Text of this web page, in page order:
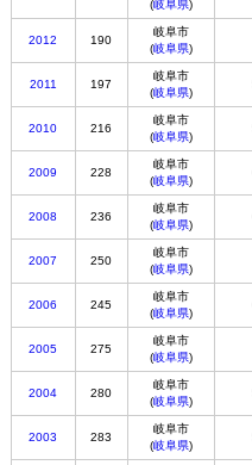
(岐阜県)
2012 190
岐阜市
(岐阜県)
2011 197
岐阜市
(岐阜県)
2010 216
岐阜市
(岐阜県)
2009 228
岐阜市
(岐阜県)
2008 236
岐阜市
(岐阜県)
2007 250
岐阜市
(岐阜県)
2006 245
岐阜市
(岐阜県)
2005 275
岐阜市
(岐阜県)
2004 280
岐阜市
(岐阜県)
2003 283
岐阜市
(岐阜県)